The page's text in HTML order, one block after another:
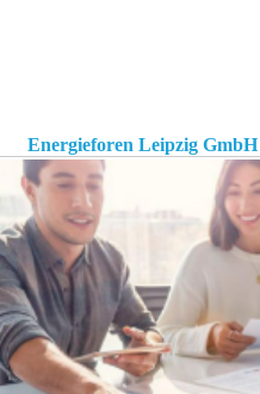
Energieforen Leipzig GmbH